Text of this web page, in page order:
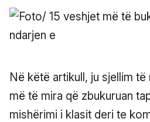
Në këtë artikull, ju sjellim
më të mira që zbukuruan
mishërimi i klasit deri te